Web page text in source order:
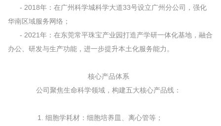
- 2018年：在广州科学城科学大道33号设立广州分公司，强化
华南区域服务网络；
- 2021年：在东莞常平珠宝产业园打造产学研一体化基地，融合
办公、研发与生产功能，进一步提升本土化服务能力。
核心产品体系
公司聚焦生命科学领域，构建五大核心产品线：
1. 细胞学耗材：细胞培养皿、离心管等；